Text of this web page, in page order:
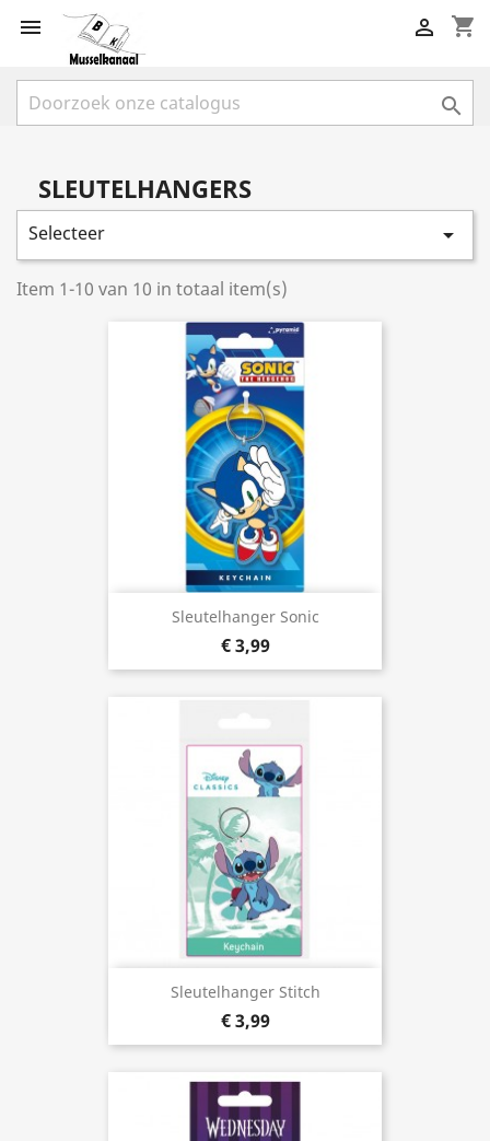
 shopping_cart


SLEUTELHANGERS
Selecteer 
Item 1-10 van 10 in totaal item(s)
Sleutelhanger Sonic
€ 3,99
Sleutelhanger Stitch
€ 3,99